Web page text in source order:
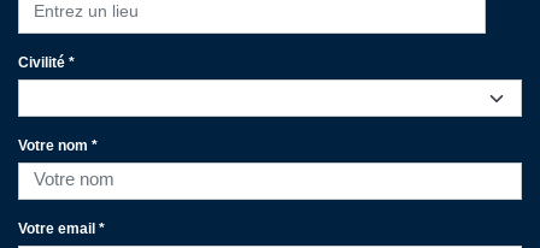
Entrez un lieu
Civilité *
Votre nom *
Votre email *